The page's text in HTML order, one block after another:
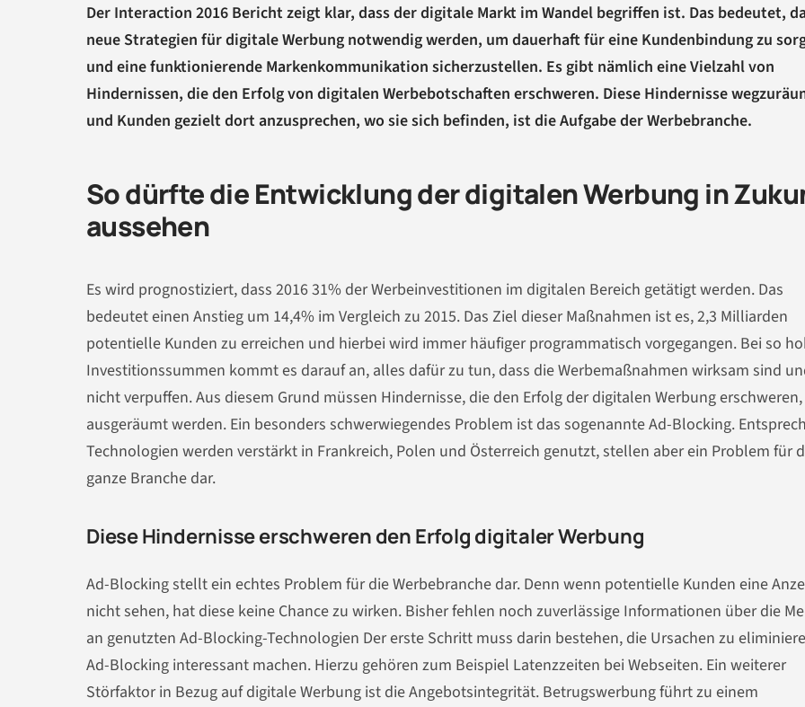
Der Interaction 2016 Bericht zeigt klar, dass der digitale Markt im Wandel begriffen ist. Das bedeutet,
neue Strategien für digitale Werbung notwendig werden, um dauerhaft für eine Kundenbindung zu
und eine funktionierende Markenkommunikation sicherzustellen. Es gibt nämlich eine Vielzahl von
Hindernissen, die den Erfolg von digitalen Werbebotschaften erschweren. Diese Hindernisse
und Kunden gezielt dort anzusprechen, wo sie sich befinden, ist die Aufgabe der Werbebranche.
So dürfte die Entwicklung der digitalen Werbung in
aussehen
Es wird prognostiziert, dass 2016 31% der Werbeinvestitionen im digitalen Bereich getätigt werden. Das
bedeutet einen Anstieg um 14,4% im Vergleich zu 2015. Das Ziel dieser Maßnahmen ist es, 2,3 Milliarden
potentielle Kunden zu erreichen und hierbei wird immer häufiger programmatisch vorgegangen. Bei so
Investitionssummen kommt es darauf an, alles dafür zu tun, dass die Werbemaßnahmen wirksam sind
nicht verpuffen. Aus diesem Grund müssen Hindernisse, die den Erfolg der digitalen Werbung erschweren,
ausgeräumt werden. Ein besonders schwerwiegendes Problem ist das sogenannte Ad-Blocking.
Technologien werden verstärkt in Frankreich, Polen und Österreich genutzt, stellen aber ein Problem für
ganze Branche dar.
Diese Hindernisse erschweren den Erfolg digitaler Werbung
Ad-Blocking stellt ein echtes Problem für die Werbebranche dar. Denn wenn potentielle Kunden eine
nicht sehen, hat diese keine Chance zu wirken. Bisher fehlen noch zuverlässige Informationen über die
an genutzten Ad-Blocking-Technologien Der erste Schritt muss darin bestehen, die Ursachen zu
Ad-Blocking interessant machen. Hierzu gehören zum Beispiel Latenzzeiten bei Webseiten. Ein weiterer
Störfaktor in Bezug auf digitale Werbung ist die Angebotsintegrität. Betrugswerbung führt zu einem